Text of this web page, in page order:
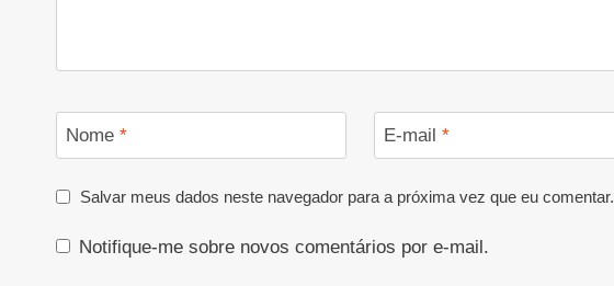
Nome * E-mail *
Salvar meus dados neste navegador para a próxima vez que eu comentar.
Notifique-me sobre novos comentários por e-mail.